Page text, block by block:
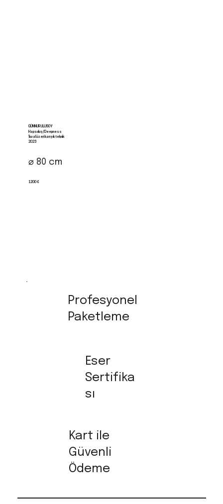
GÜNNUR ULUSOY
Hapsoluş/Deepness
2023
⌀ 80 cm
Tuval üzeri karışık teknik
1200 €
Profesyonel
Paketleme
Eser
Sertifika
sı
Kart ile
Güvenli
Ödeme